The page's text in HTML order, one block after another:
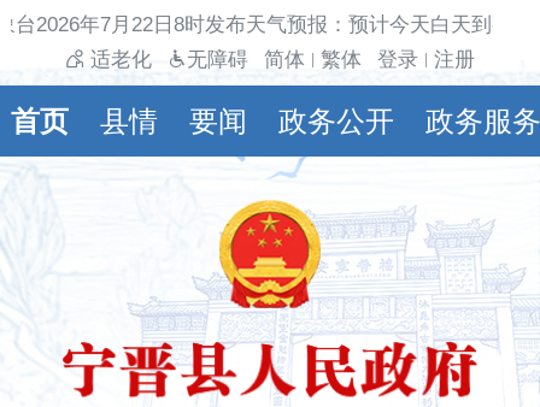
台2026年7月22日8时发布天气预报：预计今天白天到夜
适老化
无障碍 简体 繁体 登录 注册
首页 县情 要闻 政务公开 政务服务